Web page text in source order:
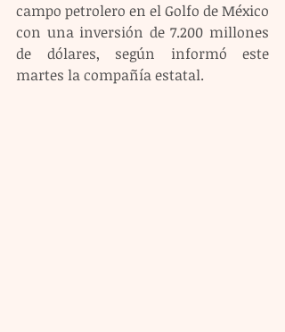
campo petrolero en el Golfo de México
con una inversión de 7.200 millones
de dólares, según informó este
martes la compañía estatal.